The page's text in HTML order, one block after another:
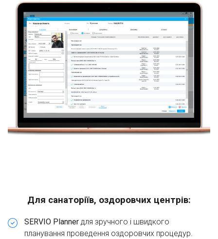
Для санаторіїв, оздоровчих центрів:
SERVIO Planner для зручного і швидкого
планування проведення оздоровчих процедур.